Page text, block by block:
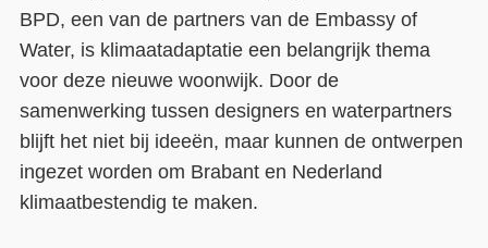
BPD, een van de partners van de Embassy of
Water, is klimaatadaptatie een belangrijk thema
voor deze nieuwe woonwijk. Door de
samenwerking tussen designers en waterpartners
blijft het niet bij ideeën, maar kunnen de ontwerpen
ingezet worden om Brabant en Nederland
klimaatbestendig te maken.